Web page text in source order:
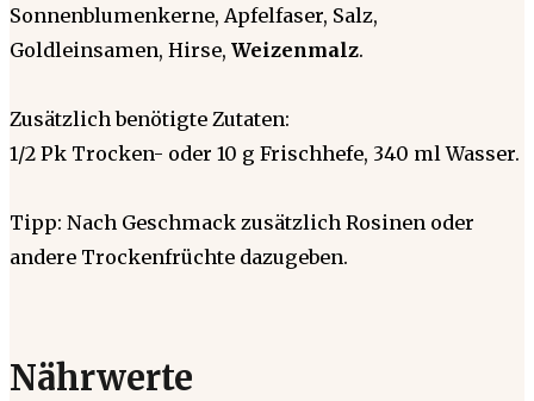
Sonnenblumenkerne, Apfelfaser, Salz,
Goldleinsamen, Hirse, Weizenmalz.
Zusätzlich benötigte Zutaten:
1/2 Pk Trocken- oder 10 g Frischhefe, 340 ml Wasser.
Tipp: Nach Geschmack zusätzlich Rosinen oder
andere Trockenfrüchte dazugeben.
Nährwerte